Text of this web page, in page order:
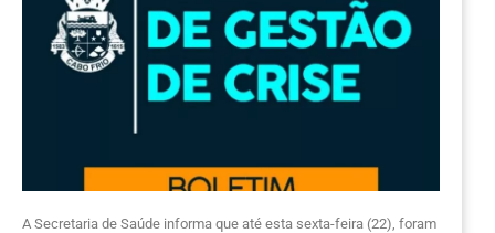
A Secretaria de Saúde informa que até esta sexta-feira (22), foram